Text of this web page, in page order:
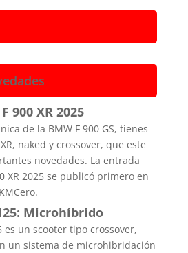
900 XR 2025
de la BMW F 900 GS, tienes
naked y crossover, que este
novedades. La entrada
XR 2025 se publicó primero en
Microhíbrido
es un scooter tipo crossover,
un sistema de microhibridación